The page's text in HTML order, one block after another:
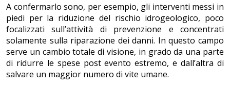
A confermarlo sono, per esempio, gli interventi messi in
piedi per la riduzione del rischio idrogeologico, poco
focalizzati sull’attività di prevenzione e concentrati
solamente sulla riparazione dei danni. In questo campo
serve un cambio totale di visione, in grado da una parte
di ridurre le spese post evento estremo, e dall’altra di
salvare un maggior numero di vite umane.